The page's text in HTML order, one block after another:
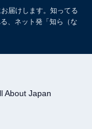
届けします。知ってる
、ネット発「知ら（な
About Japan